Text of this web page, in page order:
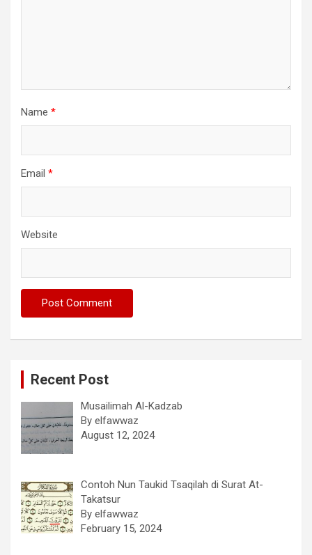
Name *
Email *
Website
Recent Post
Musailimah Al-Kadzab
By elfawwaz
August 12, 2024
Contoh Nun Taukid Tsaqilah di Surat At-
Takatsur
By elfawwaz
February 15, 2024